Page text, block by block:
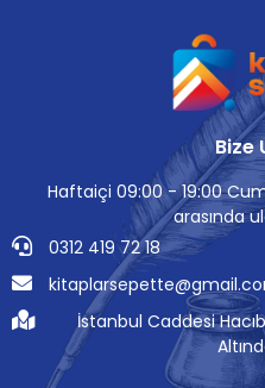
Bize
Haftaiçi 09:00 - 19:00
arasında
0312 419 72 18
İstanbul Caddesi